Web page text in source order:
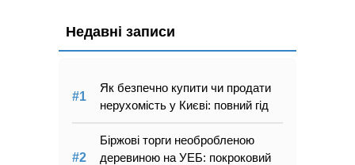
Недавні записи
Як безпечно купити чи продати
нерухомість у Києві: повний гід
Біржові торги необробленою
деревиною на УЕБ: покроковий